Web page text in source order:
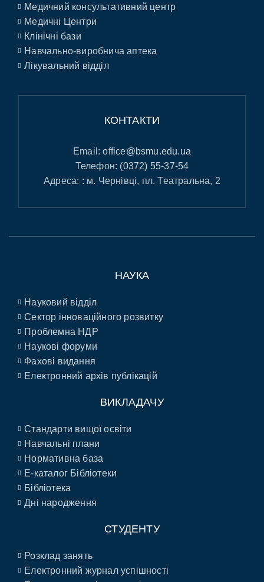
Медичний консультативний центр
Медичні Центри
Клінічні бази
Навчально-виробнича аптека
Лікувальний відділ
КОНТАКТИ
Email:office@bsmu.edu.ua
Телефон: (0372) 55-37-54
Адреса: : м. Чернівці, пл. Театральна, 2
НАУКА
Науковий відділ
Сектор інноваційного розвитку
Проблемна НДР
Наукові форуми
Фахові видання
Електронний архів публікацій
ВИКЛАДАЧУ
Стандарти вищої освіти
Навчальні плани
Нормативна база
E-каталог Бібліотеки
Бібліотека
Дні народження
СТУДЕНТУ
Розклад занять
Електронний журнал успішності